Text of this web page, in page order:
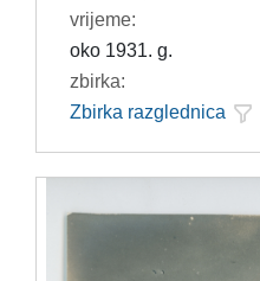
vrijeme:
oko 1931. g.
zbirka:
Zbirka razglednica